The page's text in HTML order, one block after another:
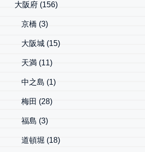
大阪府 (156)
京橋 (3)
大阪城 (15)
天満 (11)
中之島 (1)
梅田 (28)
福島 (3)
道頓堀 (18)